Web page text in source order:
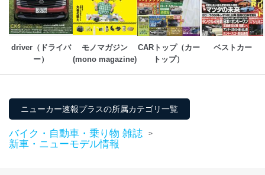
個人データを取り扱うことのできる機器及び当該
機器を取り扱う従業者を明確化し、 個人データへ
の不要なアクセスを防止しています。
アクセス者の識別と認証
機器に標準装備されているユーザー制御機能（ユ
ーザーアカウント制御）により、個人情報データ
個人データを取り扱う機器等のオペレーティング
システムを最新の状態に保持しています。
個人データを取り扱う機器等にセキュリティ対策
driver（ドライバ
ー）
モノマガジン
(mono magazine)
CARトップ（カー
トップ）
ベストカー
ニューカー速報プラスの所属カテゴリ一覧
バイク・自動車・乗り物 雑誌 >
新車・ニューモデル情報